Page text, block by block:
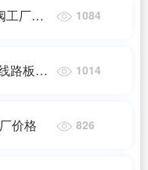
工厂直
1084
路板高
1014
价格 826